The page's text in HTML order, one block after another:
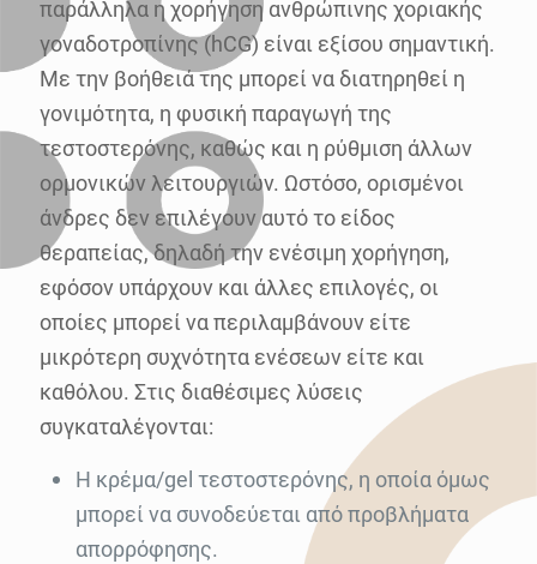
παράλληλα η χορήγηση ανθρώπινης χοριακής
γοναδοτροπίνης (hCG) είναι εξίσου σημαντική.
Με την βοήθειά της μπορεί να διατηρηθεί η
γονιμότητα, η φυσική παραγωγή της
τεστοστερόνης, καθώς και η ρύθμιση άλλων
ορμονικών λειτουργιών. Ωστόσο, ορισμένοι
άνδρες δεν επιλέγουν αυτό το είδος
θεραπείας, δηλαδή την ενέσιμη χορήγηση,
εφόσον υπάρχουν και άλλες επιλογές, οι
οποίες μπορεί να περιλαμβάνουν είτε
μικρότερη συχνότητα ενέσεων είτε και
καθόλου. Στις διαθέσιμες λύσεις
συγκαταλέγονται:
Η κρέμα/gel τεστοστερόνης, η οποία όμως
μπορεί να συνοδεύεται από προβλήματα
απορρόφησης.